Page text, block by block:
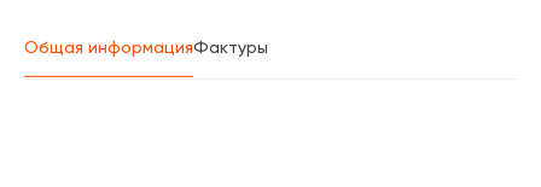
Общая информацияФактуры